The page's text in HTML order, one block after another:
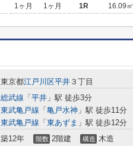
1ヶ月 1ヶ月 1R 16.09㎡
東京都江戸川区平井 ３丁目
総武線 「 平井 」駅 徒歩3分
東武亀戸線 「 亀戸水神 」駅 徒歩11分
東武亀戸線 「 東あずま 」駅 徒歩12分
築12年 階数 2階建 構造 木造